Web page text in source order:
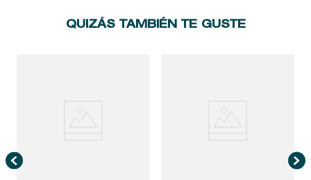
QUIZÁS TAMBIÉN TE GUSTE